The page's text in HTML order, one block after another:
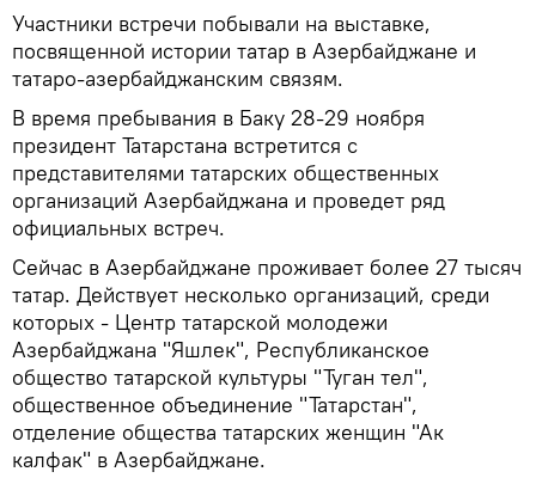
Участники встречи побывали на выставке,
посвященной истории татар в Азербайджане и
татаро-азербайджанским связям.
В время пребывания в Баку 28-29 ноября
президент Татарстана встретится с
представителями татарских общественных
организаций Азербайджана и проведет ряд
официальных встреч.
Сейчас в Азербайджане проживает более 27 тысяч
татар. Действует несколько организаций, среди
которых - Центр татарской молодежи
Азербайджана "Яшлек", Республиканское
общество татарской культуры "Туган тел",
общественное объединение "Татарстан",
отделение общества татарских женщин "Ак
калфак" в Азербайджане.